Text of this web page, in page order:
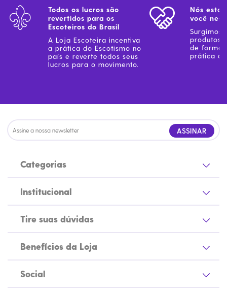
Todos os lucros são
revertidos para os
Escoteiros do Brasil
A Loja Escoteira incentiva
a prática do Escotismo no
país e reverte todos seus
lucros para o movimento.
Nós
você
Surgimos
produtos
de forma
prática
ASSINAR
Categorias
Institucional
Tire suas dúvidas
Benefícios da Loja
Social